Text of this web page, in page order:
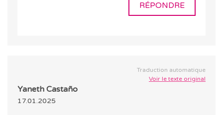
RÉPONDRE
Traduction automatique
Voir le texte original
Yaneth Castaño
17.01.2025